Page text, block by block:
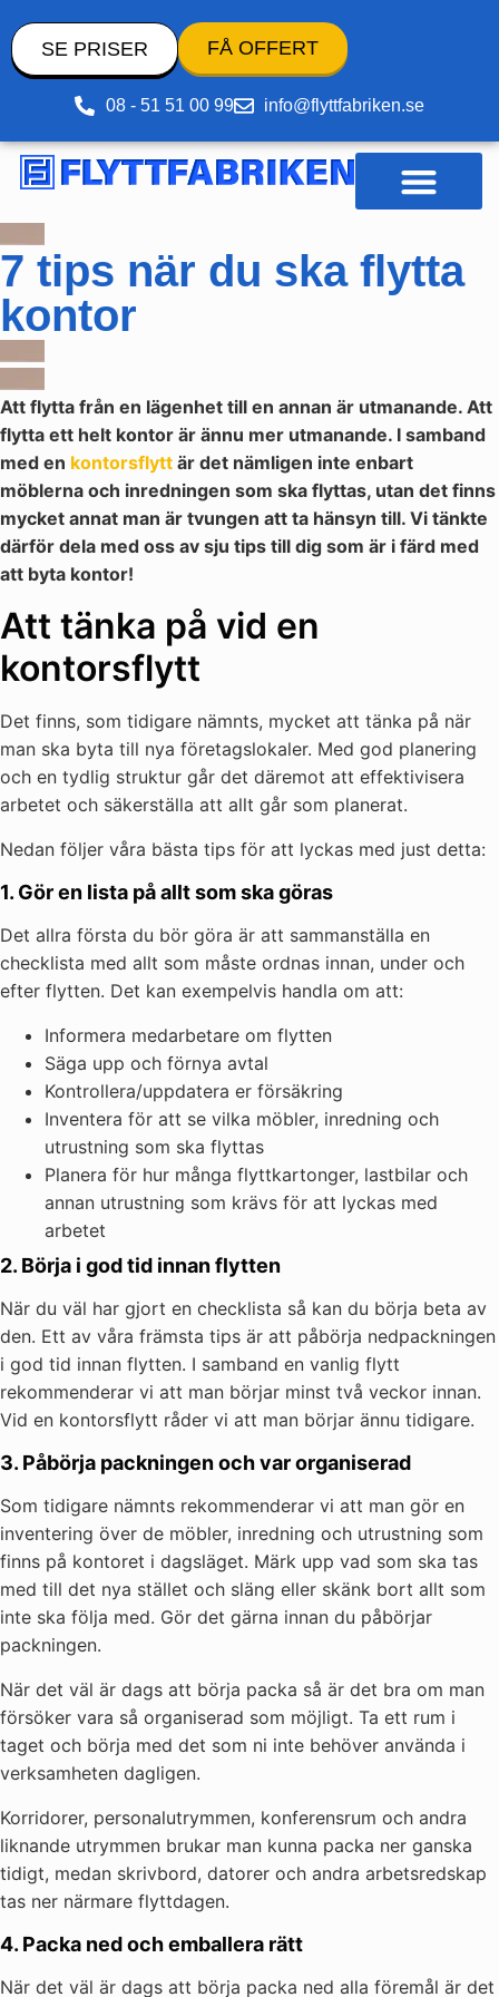
08 - 51 51 00 99 info@flyttfabriken.se
SE PRISER FÅ OFFERT
7 tips när du ska flytta
kontor
Att flytta från en lägenhet till en annan är utmanande. Att
flytta ett helt kontor är ännu mer utmanande. I samband
med en kontorsflytt är det nämligen inte enbart
möblerna och inredningen som ska flyttas, utan det finns
mycket annat man är tvungen att ta hänsyn till. Vi tänkte
därför dela med oss av sju tips till dig som är i färd med
att byta kontor!
Att tänka på vid en
kontorsflytt
Det finns, som tidigare nämnts, mycket att tänka på när
man ska byta till nya företagslokaler. Med god planering
och en tydlig struktur går det däremot att effektivisera
arbetet och säkerställa att allt går som planerat.
Nedan följer våra bästa tips för att lyckas med just detta:
1. Gör en lista på allt som ska göras
Det allra första du bör göra är att sammanställa en
checklista med allt som måste ordnas innan, under och
efter flytten. Det kan exempelvis handla om att:
Informera medarbetare om flytten
Säga upp och förnya avtal
Kontrollera/uppdatera er försäkring
Inventera för att se vilka möbler, inredning och
utrustning som ska flyttas
Planera för hur många flyttkartonger, lastbilar och
annan utrustning som krävs för att lyckas med
arbetet
2. Börja i god tid innan flytten
När du väl har gjort en checklista så kan du börja beta av
den. Ett av våra främsta tips är att påbörja nedpackningen
i god tid innan flytten. I samband en vanlig flytt
rekommenderar vi att man börjar minst två veckor innan.
Vid en kontorsflytt råder vi att man börjar ännu tidigare.
3. Påbörja packningen och var organiserad
Som tidigare nämnts rekommenderar vi att man gör en
inventering över de möbler, inredning och utrustning som
finns på kontoret i dagsläget. Märk upp vad som ska tas
med till det nya stället och släng eller skänk bort allt som
inte ska följa med. Gör det gärna innan du påbörjar
packningen.
När det väl är dags att börja packa så är det bra om man
försöker vara så organiserad som möjligt. Ta ett rum i
taget och börja med det som ni inte behöver använda i
verksamheten dagligen.
Korridorer, personalutrymmen, konferensrum och andra
liknande utrymmen brukar man kunna packa ner ganska
tidigt, medan skrivbord, datorer och andra arbetsredskap
tas ner närmare flyttdagen.
4. Packa ned och emballera rätt
När det väl är dags att börja packa ned alla föremål är det